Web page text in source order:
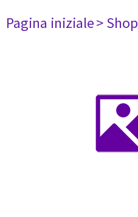
Pagina iniziale> Shop